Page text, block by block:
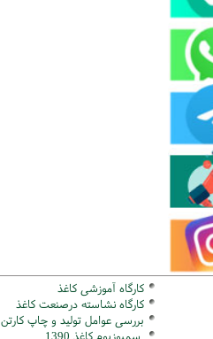
کارگاه آموزشی کاغذ
کارگاه نشاسته درصنعت کاغذ
بررسی عوامل تولید و چاپ کارتن